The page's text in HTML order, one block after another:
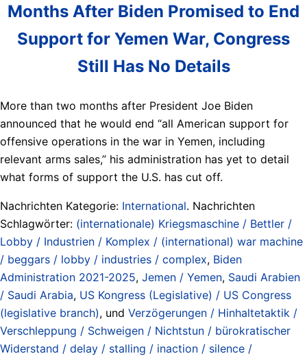
Months After Biden Promised to End
Support for Yemen War, Congress
Still Has No Details
More than two months after President Joe Biden
announced that he would end “all American support for
offensive operations in the war in Yemen, including
relevant arms sales,” his administration has yet to detail
what forms of support the U.S. has cut off.
Nachrichten Kategorie: International. Nachrichten
Schlagwörter: (internationale) Kriegsmaschine / Bettler /
Lobby / Industrien / Komplex / (international) war machine
/ beggars / lobby / industries / complex, Biden
Administration 2021-2025, Jemen / Yemen, Saudi Arabien
/ Saudi Arabia, US Kongress (Legislative) / US Congress
(legislative branch), und Verzögerungen / Hinhaltetaktik /
Verschleppung / Schweigen / Nichtstun / bürokratischer
Widerstand / delay / stalling / inaction / silence /